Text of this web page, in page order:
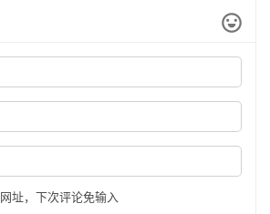
址，下次评论免输入